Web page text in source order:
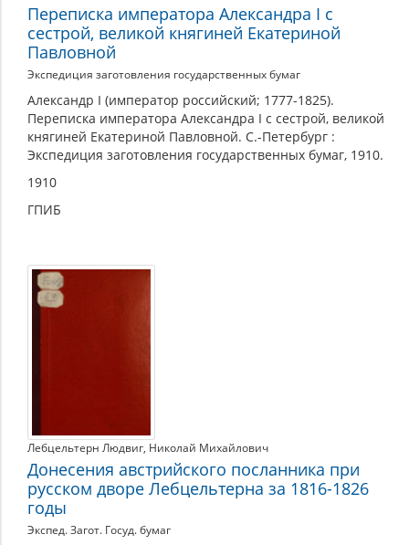
Переписка императора Александра I с
сестрой, великой княгиней Екатериной
Павловной
Экспедиция заготовления государственных бумаг
Александр I (император российский; 1777-1825).
Переписка императора Александра I с сестрой, великой
княгиней Екатериной Павловной. С.-Петербург :
Экспедиция заготовления государственных бумаг, 1910.
1910
ГПИБ
Лебцельтерн Людвиг, Николай Михайлович
Донесения австрийского посланника при
русском дворе Лебцельтерна за 1816-1826
годы
Экспед. Загот. Госуд. бумаг